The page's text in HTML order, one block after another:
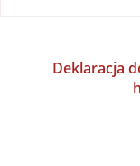
Deklaracja